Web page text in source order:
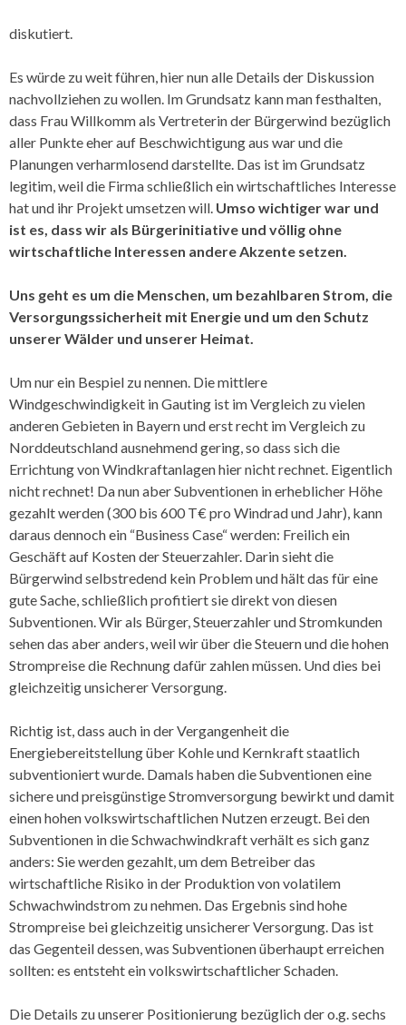
diskutiert.
Es würde zu weit führen, hier nun alle Details der Diskussion
nachvollziehen zu wollen. Im Grundsatz kann man festhalten,
dass Frau Willkomm als Vertreterin der Bürgerwind bezüglich
aller Punkte eher auf Beschwichtigung aus war und die
Planungen verharmlosend darstellte. Das ist im Grundsatz
legitim, weil die Firma schließlich ein wirtschaftliches Interesse
hat und ihr Projekt umsetzen will. Umso wichtiger war und
ist es, dass wir als Bürgerinitiative und völlig ohne
wirtschaftliche Interessen andere Akzente setzen.
Uns geht es um die Menschen, um bezahlbaren Strom, die
Versorgungssicherheit mit Energie und um den Schutz
unserer Wälder und unserer Heimat.
Um nur ein Bespiel zu nennen. Die mittlere
Windgeschwindigkeit in Gauting ist im Vergleich zu vielen
anderen Gebieten in Bayern und erst recht im Vergleich zu
Norddeutschland ausnehmend gering, so dass sich die
Errichtung von Windkraftanlagen hier nicht rechnet. Eigentlich
nicht rechnet! Da nun aber Subventionen in erheblicher Höhe
gezahlt werden (300 bis 600 T€ pro Windrad und Jahr), kann
daraus dennoch ein “Business Case“ werden: Freilich ein
Geschäft auf Kosten der Steuerzahler. Darin sieht die
Bürgerwind selbstredend kein Problem und hält das für eine
gute Sache, schließlich profitiert sie direkt von diesen
Subventionen. Wir als Bürger, Steuerzahler und Stromkunden
sehen das aber anders, weil wir über die Steuern und die hohen
Strompreise die Rechnung dafür zahlen müssen. Und dies bei
gleichzeitig unsicherer Versorgung.
Richtig ist, dass auch in der Vergangenheit die
Energiebereitstellung über Kohle und Kernkraft staatlich
subventioniert wurde. Damals haben die Subventionen eine
sichere und preisgünstige Stromversorgung bewirkt und damit
einen hohen volkswirtschaftlichen Nutzen erzeugt. Bei den
Subventionen in die Schwachwindkraft verhält es sich ganz
anders: Sie werden gezahlt, um dem Betreiber das
wirtschaftliche Risiko in der Produktion von volatilem
Schwachwindstrom zu nehmen. Das Ergebnis sind hohe
Strompreise bei gleichzeitig unsicherer Versorgung. Das ist
das Gegenteil dessen, was Subventionen überhaupt erreichen
sollten: es entsteht ein volkswirtschaftlicher Schaden.
Die Details zu unserer Positionierung bezüglich der o.g. sechs